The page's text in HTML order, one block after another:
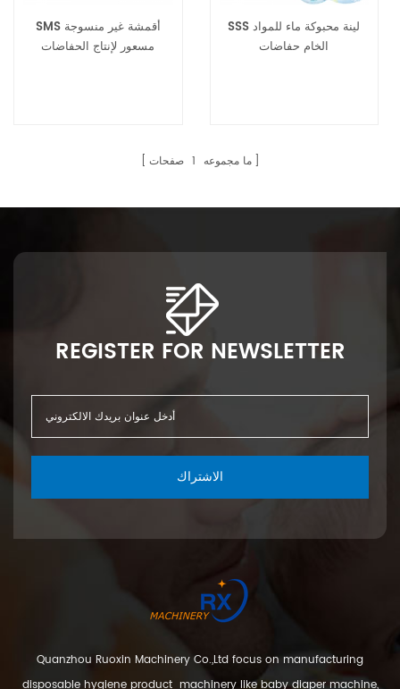
SMS أقمشة غير منسوجة
مسعور لإنتاج الحفاضات
SSS لينة محبوكة ماء للمواد
الخام حفاضات
ما مجموعه 1 صفحات
REGISTER FOR NEWSLETTER
الاشتراك
Quanzhou Ruoxin Machinery Co.,Ltd focus on manufacturing
disposable hygiene product machinery like baby diaper machine,